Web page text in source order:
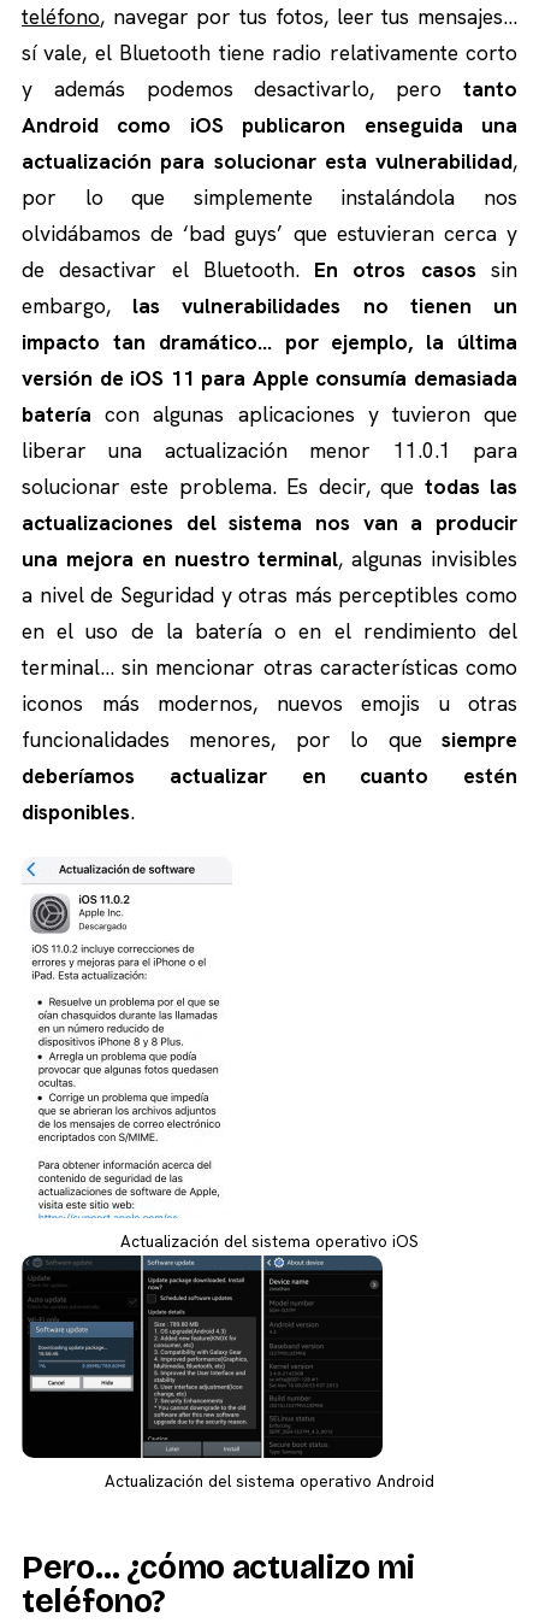
teléfono, navegar por tus fotos, leer tus mensajes…
sí vale, el Bluetooth tiene radio relativamente corto
y además podemos desactivarlo, pero tanto
Android como iOS publicaron enseguida una
actualización para solucionar esta vulnerabilidad,
por lo que simplemente instalándola nos
olvidábamos de ‘bad guys’ que estuvieran cerca y
de desactivar el Bluetooth. En otros casossin
embargo, las vulnerabilidades no tienen un
impacto tan dramático… por ejemplo, la última
versión de iOS 11 para Apple consumía demasiada
batería con algunas aplicaciones y tuvieron que
liberar una actualización menor 11.0.1 para
solucionar este problema. Es decir, que todas las
actualizaciones del sistema nos van a producir
una mejora en nuestro terminal, algunas invisibles
a nivel de Seguridad y otras más perceptibles como
en el uso de la batería o en el rendimiento del
terminal… sin mencionar otras características como
iconos más modernos, nuevos emojis u otras
funcionalidades menores, por lo que siempre
deberíamos actualizar en cuanto estén
disponibles.
Actualización del sistema operativo iOS
Actualización del sistema operativo Android
Pero… ¿cómo actualizo mi
teléfono?